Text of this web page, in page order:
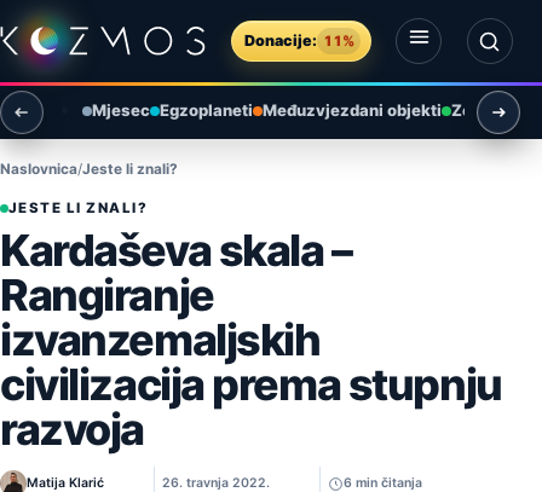
Preskoči na sadržaj
Donacije: 11%
Otvori izbornik
Otvori pretragu
Mjesec Egzoplaneti Međuzvjezdani objekti Zemlja i
Naslovnica Jeste li znali?
JESTE LI ZNALI?
Kardaševa skala –
Rangiranje
izvanzemaljskih
civilizacija prema stupnju
razvoja
Matija Klarić 26. travnja 2022. 6 min čitanja